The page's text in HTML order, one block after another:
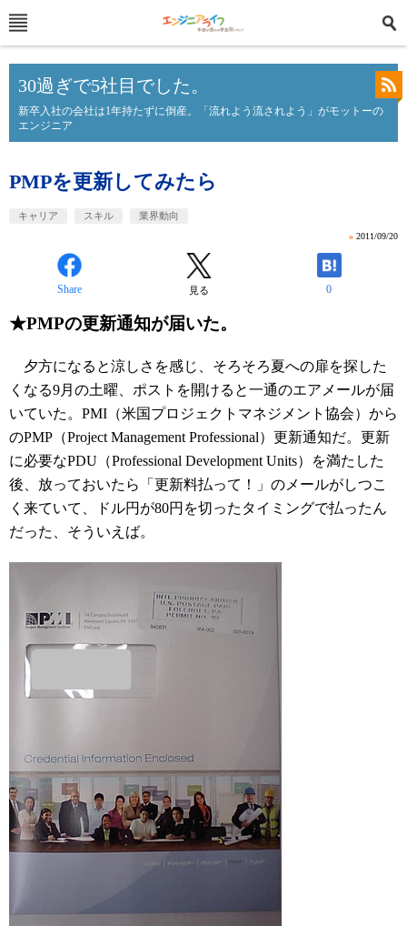
30過ぎで5社目でした。
新卒入社の会社は1年持たずに倒産。「流れよう流されよう」がモットーの
エンジニア
PMPを更新してみたら
キャリア スキル 業界動向
» 2011/09/20
Share 見る 0
★PMPの更新通知が届いた。
夕方になると涼しさを感じ、そろそろ夏への扉を探した
くなる9月の土曜、ポストを開けると一通のエアメールが届
いていた。PMI （米国プロジェクトマネジメント協会） から
のPMP（Project Management Professional）更新通知だ。更新
に必要なPDU（Professional Development Units）を満たした
後、放っておいたら「更新料払って！」のメールがしつこ
く来ていて、ドル円が80円を切ったタイミングで払ったん
だった、そういえば。